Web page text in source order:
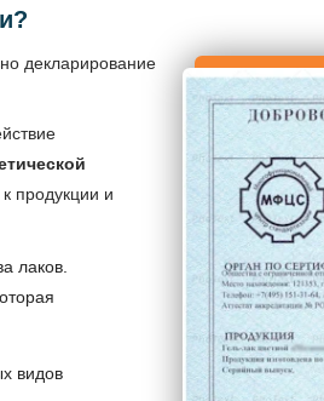
декларирование
продукции и
лаков.
видов